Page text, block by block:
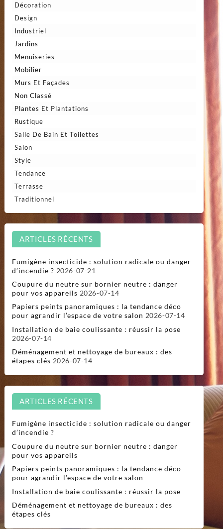
Décoration
Design
Industriel
Jardins
Menuiseries
Mobilier
Murs Et Façades
Non Classé
Plantes Et Plantations
Rustique
Salle De Bain Et Toilettes
Salon
Style
Tendance
Terrasse
Traditionnel
ARTICLES RÉCENTS
Fumigène insecticide : solution radicale ou danger
d’incendie ? 2026-07-21
Coupure du neutre sur bornier neutre : danger
pour vos appareils 2026-07-14
Papiers peints panoramiques : la tendance déco
pour agrandir l’espace de votre salon 2026-07-14
Installation de baie coulissante : réussir la pose
2026-07-14
Déménagement et nettoyage de bureaux : des
étapes clés 2026-07-14
ARTICLES RÉCENTS
Fumigène insecticide : solution radicale ou danger
d’incendie ?
Coupure du neutre sur bornier neutre : danger
pour vos appareils
Papiers peints panoramiques : la tendance déco
pour agrandir l’espace de votre salon
Installation de baie coulissante : réussir la pose
Déménagement et nettoyage de bureaux : des
étapes clés